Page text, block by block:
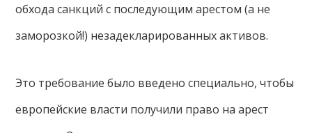
обхода санкций с последующим арестом (а не
заморозкой!) незадекларированных активов.
Это требование было введено специально, чтобы
европейские власти получили право на арест